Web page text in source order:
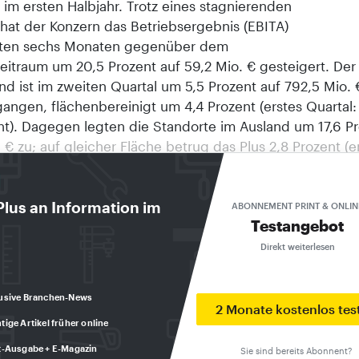
an Information im
Branchen-News
Artikel früher online
Ausgabe + E-Magazin
ABONNEMENT PRINT &
Testangebot
Direkt weiterlesen
2 Monate kostenlos
Sie sind bereits Abonnent?
ersten Halbjahr. Trotz eines stagnierenden
der Konzern das Betriebsergebnis (EBITA)
sechs Monaten gegenüber dem
um 20,5 Prozent auf 59,2 Mio. € gesteigert. Der
ist im zweiten Quartal um 5,5 Prozent auf 792,5 Mio.
flächenbereinigt um 4,4 Prozent (erstes
Dagegen legten die Standorte im Ausland um 17,6
€ zu; auf gleicher Fläche betrug das Plus 2,8 Prozent
Prozent). Für das gesamte erste Halbjahr ergibt sich
Konzernumsatzes um knapp 0,4 Prozent auf 1,9972
578,3 Mio. € auf das Auslandsgeschäft, das um
Fläche um 2,1 Prozent – gewachsen ist. Der
Märkte ist um sechs Prozent auf 1,4189 Mrd. €
lag das Minus bei 8,4 Prozent. Leicht modifiziert
Umsatzprognose. Zwar rechnet die Praktiker-Gruppe
einem Umsatzzuwachs, jedoch nicht mehr mit einer
sondern nur noch im niedrigen einstelligen Bereich.
einLowe’s, zweitgrößter Betreiber von Baumärkten auf